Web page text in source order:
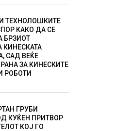
И ТЕХНОЛОШКИТЕ
КАКО ДА СЕ
БРЗИОТ
КИНЕСКАТА
САД ВЕЌЕ
ЗА КИНЕСКИТЕ
РОБОТИ
ГРУБИ
КУЌЕН ПРИТВОР
КОЈ ГО